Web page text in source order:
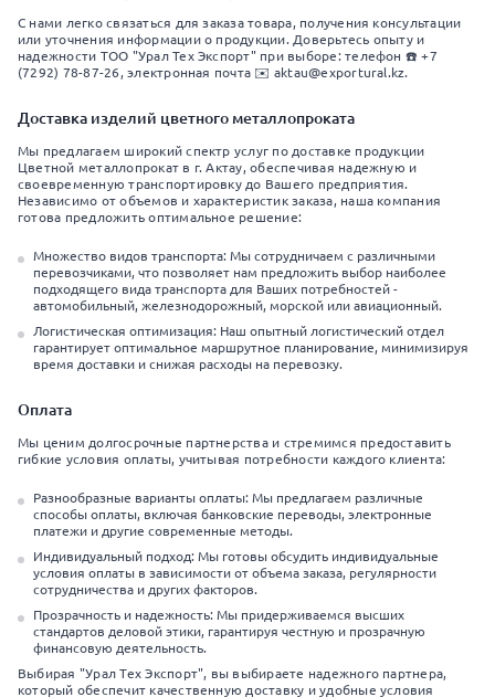
С нами легко связаться для заказа товара, получения консультации
или уточнения информации о продукции. Доверьтесь опыту и
надежности ТОО "Урал Тех Экспорт" при выборе: телефон ☎️ +7
(7292) 78-87-26, электронная почта ✉️ aktau@exportural.kz.
Доставка изделий цветного металлопроката
Мы предлагаем широкий спектр услуг по доставке продукции
Цветной металлопрокат в г. Актау, обеспечивая надежную и
своевременную транспортировку до Вашего предприятия.
Независимо от объемов и характеристик заказа, наша компания
готова предложить оптимальное решение:
Множество видов транспорта: Мы сотрудничаем с различными
перевозчиками, что позволяет нам предложить выбор наиболее
подходящего вида транспорта для Ваших потребностей -
автомобильный, железнодорожный, морской или авиационный.
Логистическая оптимизация: Наш опытный логистический отдел
гарантирует оптимальное маршрутное планирование, минимизируя
время доставки и снижая расходы на перевозку.
Оплата
Мы ценим долгосрочные партнерства и стремимся предоставить
гибкие условия оплаты, учитывая потребности каждого клиента:
Разнообразные варианты оплаты: Мы предлагаем различные
способы оплаты, включая банковские переводы, электронные
платежи и другие современные методы.
Индивидуальный подход: Мы готовы обсудить индивидуальные
условия оплаты в зависимости от объема заказа, регулярности
сотрудничества и других факторов.
Прозрачность и надежность: Мы придерживаемся высших
стандартов деловой этики, гарантируя честную и прозрачную
финансовую деятельность.
Выбирая "Урал Тех Экспорт", вы выбираете надежного партнера,
который обеспечит качественную доставку и удобные условия